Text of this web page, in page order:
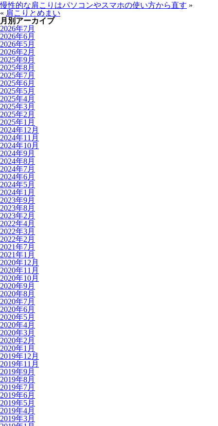
慢性的な肩こりはパソコンやスマホの使い方から直す »
« 肩こりとめまい
月別アーカイブ
2026年7月
2026年6月
2026年5月
2026年2月
2025年9月
2025年8月
2025年7月
2025年6月
2025年5月
2025年4月
2025年3月
2025年2月
2025年1月
2024年12月
2024年11月
2024年10月
2024年9月
2024年8月
2024年7月
2024年6月
2024年5月
2024年1月
2023年9月
2023年8月
2023年2月
2022年4月
2022年3月
2022年2月
2021年7月
2021年1月
2020年12月
2020年11月
2020年10月
2020年9月
2020年8月
2020年7月
2020年6月
2020年5月
2020年4月
2020年3月
2020年2月
2020年1月
2019年12月
2019年11月
2019年9月
2019年8月
2019年7月
2019年6月
2019年5月
2019年4月
2019年3月